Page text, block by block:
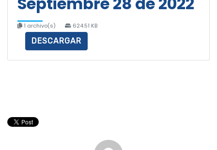
1 archivo(s) 624.51 KB
DESCARGAR